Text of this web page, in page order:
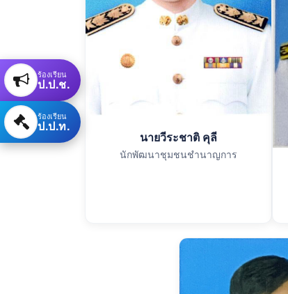
นายวีระชาติ คุลี
นักพัฒนาชุมชนชำนาญการ
ร้องเรียน
ป.ป.ช.
ร้องเรียน
ป.ป.ท.